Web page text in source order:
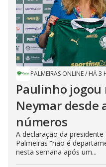
PALMEIRAS ONLINE/ HÁ 3
Paulinho jogou
Neymar desde
números
A declaração da
Palmeiras “não é
nesta semana após um...